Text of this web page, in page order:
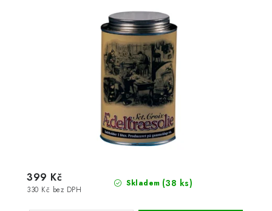
Skladem (38 ks)
330 Kč bez DPH
399 Kč